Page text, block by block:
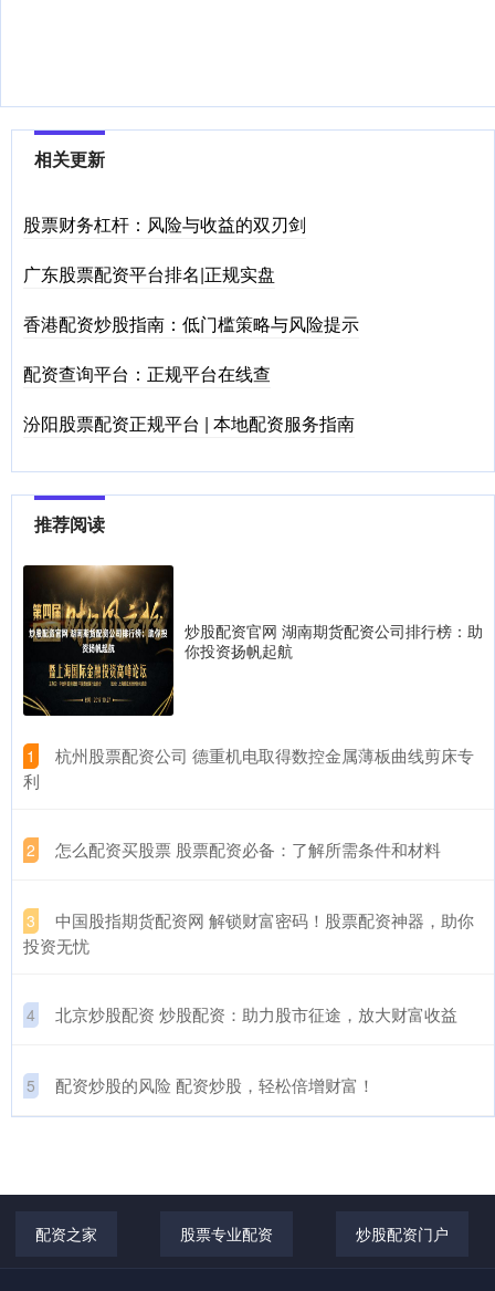
相关更新
股票财务杠杆：风险与收益的双刃剑
广东股票配资平台排名|正规实盘
香港配资炒股指南：低门槛策略与风险提示
配资查询平台：正规平台在线查
汾阳股票配资正规平台 | 本地配资服务指南
推荐阅读
炒股配资官网 湖南期货配资公司排行榜：助
你投资扬帆起航
1
​杭州股票配资公司 德重机电取得数控金属薄板曲线剪床专
利
2 ​怎么配资买股票 股票配资必备：了解所需条件和材料
3
​中国股指期货配资网 解锁财富密码！股票配资神器，助你
投资无忧
4 ​北京炒股配资 炒股配资：助力股市征途，放大财富收益
5 ​配资炒股的风险 配资炒股，轻松倍增财富！
配资之家 股票专业配资 炒股配资门户